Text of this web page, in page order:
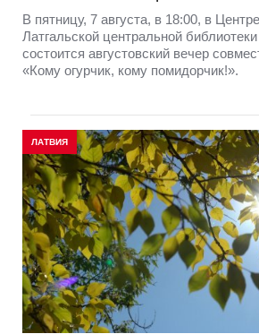
В пятницу, 7 августа, в 18:00, в
Латгальской центральной
состоится августовский вечер
«Кому огурчик, кому помидорчик!».
ЛАТВИЯ